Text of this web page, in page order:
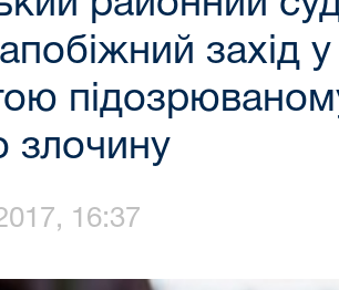
захід
злочину
16:37